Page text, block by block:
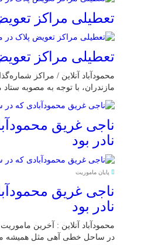
تعطیلی مراکز
تعطیلی مراکز
محمودآباد آنلاین / مراکز
مازندران، با توجه به مصوبه
ناجی غریق
نادر بود
پایان ماموریت
ناجی غریق
نادر بود
محمودآباد آنلاین : آخرین
در ساحل خطی آهی مثل همیشه